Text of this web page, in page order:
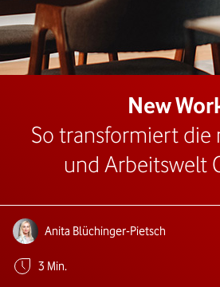
New
So transformiert die
und Arbeitswelt
Autoren:Anita Blüchinger-Pietsch
Geschätzte Lesezeit:
3 Min.